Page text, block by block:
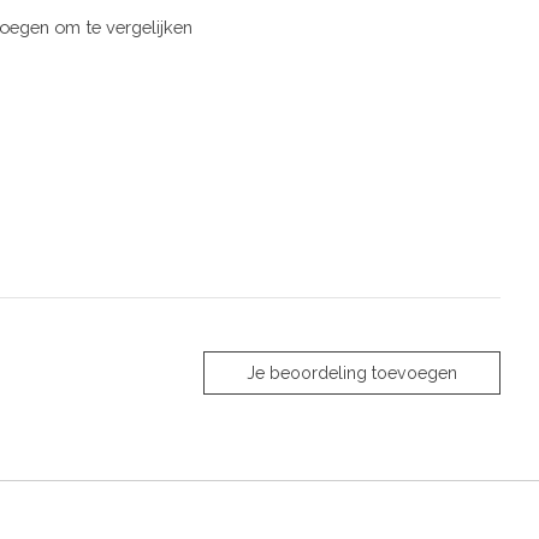
om te vergelijken
Je beoordeling toevoegen